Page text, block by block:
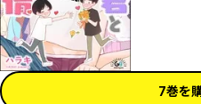
7巻を